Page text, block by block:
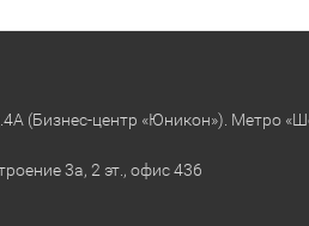
(Бизнес-центр «Юникон»). Метро
3а, 2 эт., офис 436